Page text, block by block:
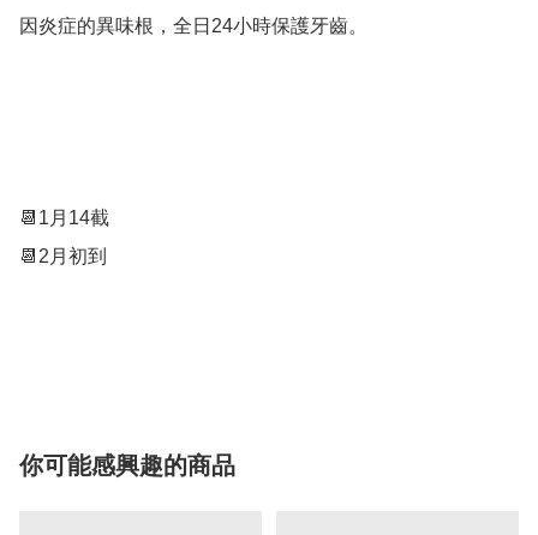
因炎症的異味根，全日24小時保護牙齒。
📆1月14截
📆2月初到
你可能感興趣的商品